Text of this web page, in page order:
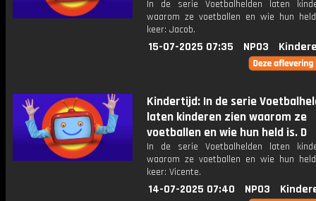
In de serie Voetbalhelden laten
waarom ze voetballen en wie hun
keer: Jacob.
15-07-2025 07:35 NPO3
Kindertijd: In de serie
laten kinderen zien waarom ze
voetballen en wie hun held is. D
In de serie Voetbalhelden laten
waarom ze voetballen en wie hun
keer: Vicente.
14-07-2025 07:40 NPO3